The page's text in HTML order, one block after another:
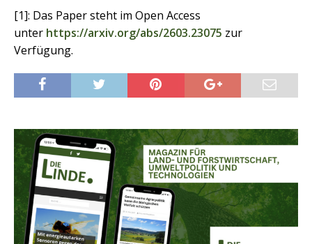
[1]: Das Paper steht im Open Access
unter https://arxiv.org/abs/2603.23075 zur
Verfügung.